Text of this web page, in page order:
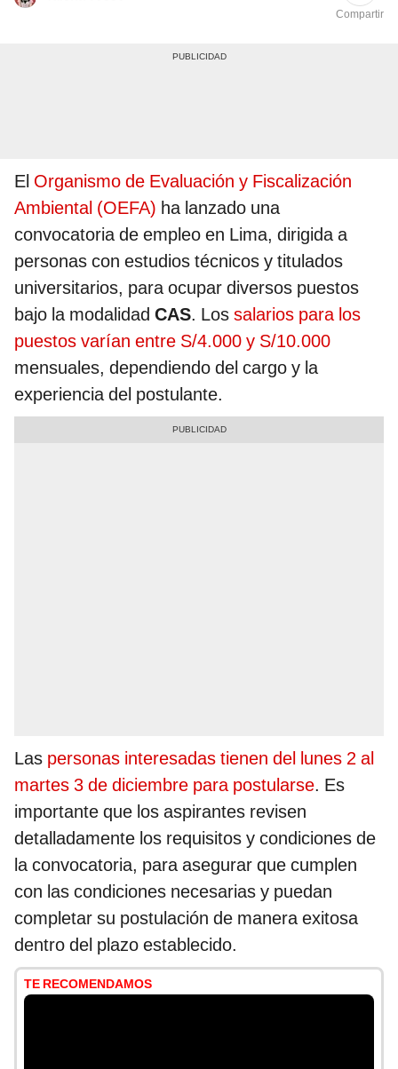
Compartir
El Organismo de Evaluación y Fiscalización
Ambiental (OEFA) ha lanzado una
convocatoria de empleo en Lima, dirigida a
personas con estudios técnicos y titulados
universitarios, para ocupar diversos puestos
bajo la modalidad CAS. Los salarios para los
puestos varían entre S/4.000 y S/10.000
mensuales, dependiendo del cargo y la
experiencia del postulante.
Las personas interesadas tienen del lunes 2 al
martes 3 de diciembre para postularse. Es
importante que los aspirantes revisen
detalladamente los requisitos y condiciones de
la convocatoria, para asegurar que cumplen
con las condiciones necesarias y puedan
completar su postulación de manera exitosa
dentro del plazo establecido.
TE RECOMENDAMOS